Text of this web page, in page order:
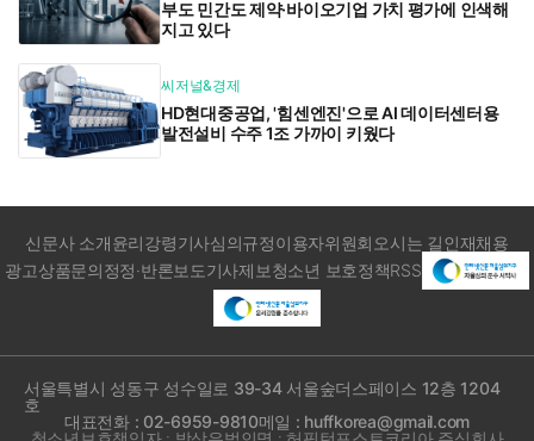
부도 민간도 제약·바이오기업 가치 평가에 인색해
지고 있다
씨저널&경제
HD현대중공업, '힘센엔진'으로 AI 데이터센터용
발전설비 수주 1조 가까이 키웠다
신문사 소개윤리강령기사심의규정이용자위원회 오시는 길인재채용
광고상품문의정정·반론보도기사제보청소년 보호정책RSS
서울특별시 성동구 성수일로 39-34 서울숲더스페이스 12층 1204
호
대표전화 : 02-6959-9810메일 : huffkorea@gmail.com